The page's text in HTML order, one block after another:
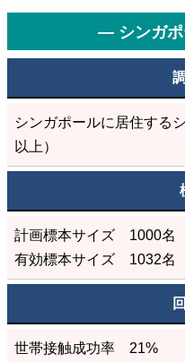
― シンガ
シンガポールに居住する
以上）
計画標本サイズ 1000名
有効標本サイズ 1032名
世帯接触成功率 21%